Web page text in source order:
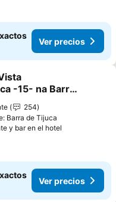
Ver precios
a favoritos
-15- na Barra
Gratuito
- Ar
254
Barra de Tijuca
y bar en el hotel
Ver precios